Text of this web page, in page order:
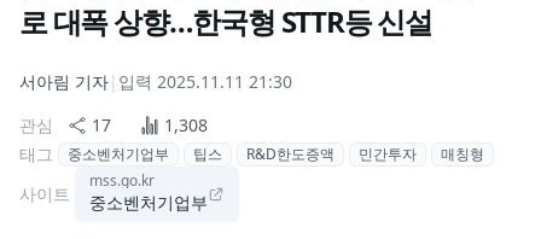
로 대폭 상향…한국형 STTR등 신설
서아림 기자| 입력 2025.11.11 21:30
관심
17
1,308
태그
중소벤처기업부 팁스 R&D한도증액 민간투자 매칭형
사이트
mss.go.kr
중소벤처기업부